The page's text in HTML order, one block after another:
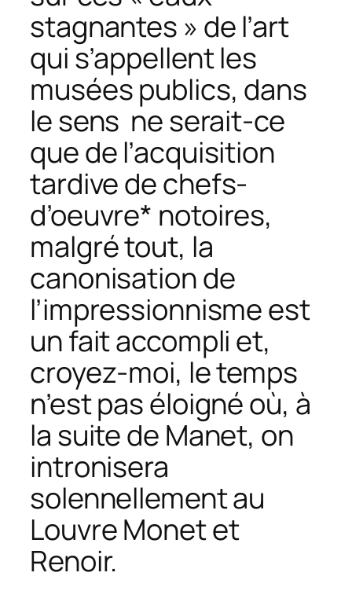
stagnantes » de l’art
qui s’appellent les
musées publics, dans
le sens ne serait-ce
que de l’acquisition
tardive dechefs-
d’oeuvre* notoires,
malgré tout, la
canonisation de
l’impressionnisme est
un fait accompli et,
croyez-moi, le temps
n’est pas éloigné où, à
la suite de Manet, on
intronisera
solennellement au
Louvre Monet et
Renoir.